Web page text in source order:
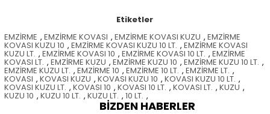
Etiketler
EMZİRME , EMZİRME KOVASI , EMZİRME KOVASI KUZU , EMZİRME
KOVASI KUZU 10 , EMZİRME KOVASI KUZU 10 LT. , EMZİRME KOVASI
KUZU LT. , EMZİRME KOVASI 10 , EMZİRME KOVASI 10 LT. , EMZİRME
KOVASI LT. , EMZİRME KUZU , EMZİRME KUZU 10 , EMZİRME KUZU 10 LT. ,
EMZİRME KUZU LT. , EMZİRME 10 , EMZİRME 10 LT. , EMZİRME LT. ,
KOVASI , KOVASI KUZU , KOVASI KUZU 10 , KOVASI KUZU 10 LT. ,
KOVASI KUZU LT. , KOVASI 10 , KOVASI 10 LT. , KOVASI LT. , KUZU ,
KUZU 10 , KUZU 10 LT. , KUZU LT. , 10 LT. ,
BIZDEN HABERLER